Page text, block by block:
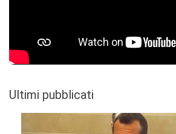
Ultimi pubblicati